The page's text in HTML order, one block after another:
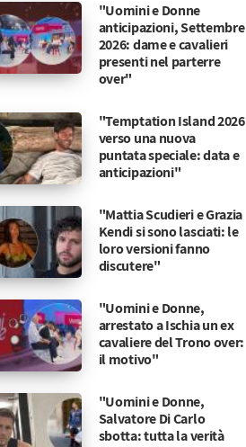
"Uomini e Donne
anticipazioni, Settembre
2026: dame e cavalieri
presenti nel parterre
over"
"Temptation Island 2026
verso una nuova
puntata speciale: data e
anticipazioni"
"Mattia Scudieri e Grazia
Kendi si sono lasciati: le
loro versioni fanno
discutere"
"Uomini e Donne,
arrestato a Ischia un ex
cavaliere del Trono over:
il motivo"
"Uomini e Donne,
Salvatore Di Carlo
sbotta: tutta la verità